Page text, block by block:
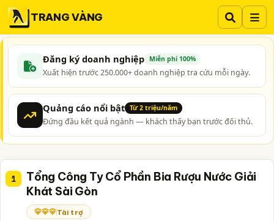
TRANG VÀNG
Đăng ký doanh nghiệp Miễn phí 100%
Xuất hiện trước 250.000+ doanh nghiệp tra cứu mỗi ngày.
Quảng cáo nổi bật Từ 2 triệu/năm
Đứng đầu kết quả ngành — khách thấy bạn trước đối thủ.
1
Tổng Công Ty Cổ Phần Bia Rượu Nước Giải
Khát Sài Gòn
Tài trợ